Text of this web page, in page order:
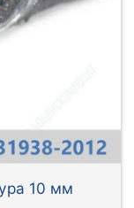
10 мм